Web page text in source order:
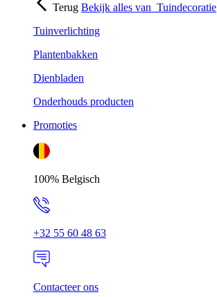
Terug Bekijk alles van Tuindecoratie
Tuinverlichting
Plantenbakken
Dienbladen
Onderhouds producten
Promoties
100% Belgisch
+32 55 60 48 63
Contacteer ons